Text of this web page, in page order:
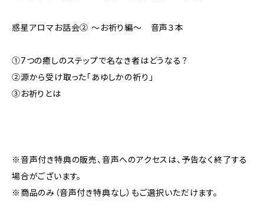
惑星アロマお話会② 〜お祈り編〜 音声３本
①7つの癒しのステップで名なき者はどうなる？
②源から受け取った「あゆしかの祈り」
③お祈りとは
※音声付き特典の販売、音声へのアクセスは、予告なく終了する
場合がございます。
※商品のみ（音声付き特典なし）もご選択いただけます。